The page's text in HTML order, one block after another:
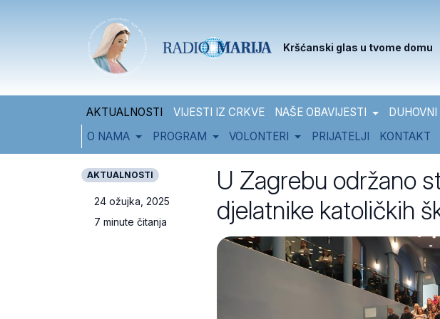
Kršćanski glas u tvome domu
AKTUALNOSTI VIJESTI IZ CRKVE NAŠE OBAVIJESTI
O NAMA
PROGRAM VOLONTERI PRIJATELJI KONTAKT
AKTUALNOSTI
24 ožujka, 2025
7 minute čitanja
U Zagrebu održano
djelatnike katoličkih